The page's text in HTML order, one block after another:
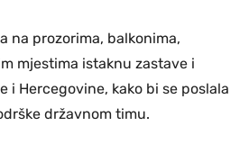
na prozorima, balkonima,
mjestima istaknu zastave i
i Hercegovine, kako bi se poslala
državnom timu.